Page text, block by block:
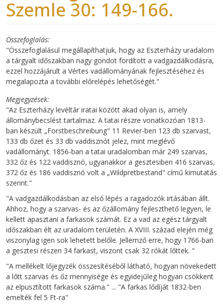
Szemle 30: 149-166.
Összefoglalás
"Összefoglalásul megállapíthatjuk, hogy az Eszterházy uradalom
a tárgyalt időszakban nagy gondot fordított a vadgazdálkodásra,
ezzel hozzájárult a Vértes vadállományának fejlesztéséhez és
megalapozta a további előrelépés lehetőségét."
Megjegyzések
"Az Eszterházy levéltár iratai között akad olyan is, amely
állománybecslést tartalmaz. A tatai részre vonatkozóan 1813-
ban készült „Forstbeschreibung" 11 Revier-ben 123 db szarvast,
133 db őzet és 33 db vaddisznót jelez, mint meglévő
vadállományt. 1856-ban a tatai uradalomban már 249 szarvas,
332 őz és 122 vaddisznó, ugyanakkor a gesztesiben 416 szarvas,
372 őz és 186 vaddisznó volt a „Wildpretbestand" című kimutatás
szerint."
"A vadgazdálkodásban az első lépés a ragadozók irtásában állt.
Ahhoz, hogy a szarvas- és az őzállomány fejleszthető legyen, le
kellett apasztani a farkasok számát. Ez a vad az egész tárgyalt
időszakban élt az uradalom területén. A XVIII. század elején még
viszonylag igen sok lehetett belőle. Jellemző erre, hogy 1766-ban
a gesztesi részen 34 farkast, viszont csak 32 rókát lőttek. "
"A mellékelt lőjegyzék összesítéséből látható, hogyan növekedett
a lőtt szarvas és őz mennyisége és egyidejűleg hogyan csökkent
az elpusztított farkasok száma." ... "A farkas lődíját 1832-ben
emelték fel 5 Ft-ra"